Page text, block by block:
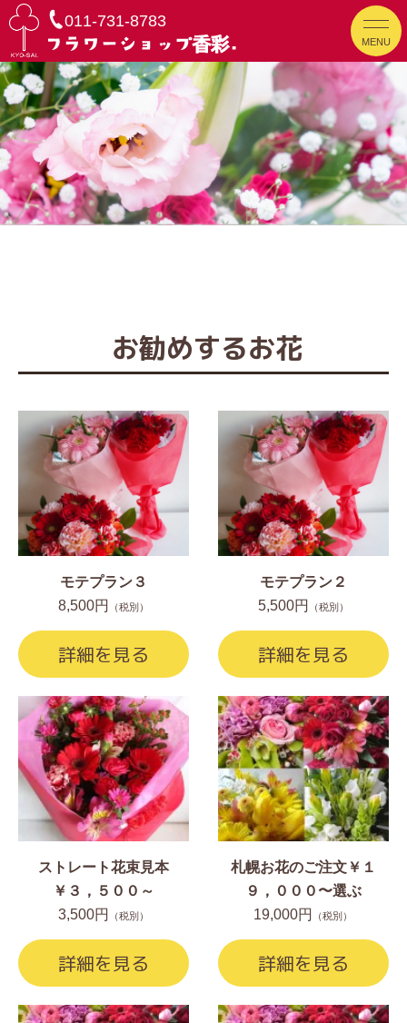
011-731-8783
MENU
お勧めするお花
モテプラン３
8,500円
（税別）
詳細を見る
モテプラン２
5,500円
（税別）
詳細を見る
ストレート花束見本
￥３，５００～
3,500円
（税別）
詳細を見る
札幌お花のご注文￥１
９，０００〜選ぶ
19,000円
（税別）
詳細を見る